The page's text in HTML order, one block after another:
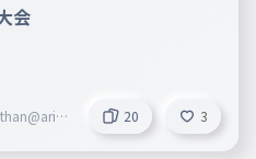
会
20 3